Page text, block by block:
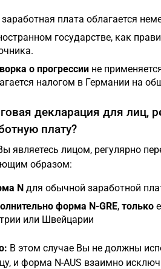
заработная плата облагается
государстве, как
о прогрессиине
налогом в Германии на
декларация для лиц,
плату?
являетесь лицом, регулярно
образом:
Nдля обычной заработной
форма N-GRE, только
или Швейцарии
В этом случае Вы не должны
и форма N-AUS взаимно